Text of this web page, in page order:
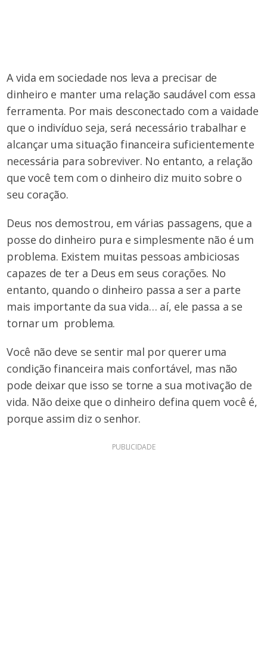
A vida em sociedade nos leva a precisar de
dinheiro e manter uma relação saudável com essa
ferramenta. Por mais desconectado com a vaidade
que o indivíduo seja, será necessário trabalhar e
alcançar uma situação financeira suficientemente
necessária para sobreviver. No entanto, a relação
que você tem com o dinheiro diz muito sobre o
seu coração.
Deus nos demostrou, em várias passagens, que a
posse do dinheiro pura e simplesmente não é um
problema. Existem muitas pessoas ambiciosas
capazes de ter a Deus em seus corações. No
entanto, quando o dinheiro passa a ser a parte
mais importante da sua vida… aí, ele passa a se
tornar um problema.
Você não deve se sentir mal por querer uma
condição financeira mais confortável, mas não
pode deixar que isso se torne a sua motivação de
vida. Não deixe que o dinheiro defina quem você é,
porque assim diz o senhor.
PUBLICIDADE